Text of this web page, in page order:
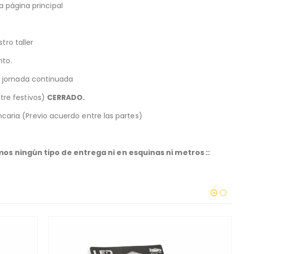
página principal
taller
jornada continuada
festivos) CERRADO.
(Previo acuerdo entre las partes)
ningún tipo de entrega ni en esquinas ni metros ::